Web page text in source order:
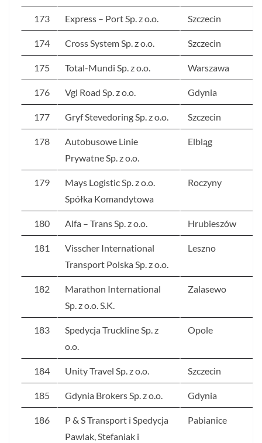
173 Express – Port Sp. z o.o. Szczecin
174 Cross System Sp. z o.o. Szczecin
175 Total-Mundi Sp. z o.o. Warszawa
176 Vgl Road Sp. z o.o. Gdynia
177 Gryf Stevedoring Sp. z o.o. Szczecin
178
Autobusowe Linie
Prywatne Sp. z o.o.
Elbląg
179
Mays Logistic Sp. z o.o.
Spółka Komandytowa
Roczyny
180 Alfa – Trans Sp. z o.o. Hrubieszów
181
Visscher International
Transport Polska Sp. z o.o.
Leszno
182
Marathon International
Sp. z o.o. S.K.
Zalasewo
183
Spedycja Truckline Sp. z
o.o.
Opole
184 Unity Travel Sp. z o.o. Szczecin
185 Gdynia Brokers Sp. z o.o. Gdynia
186
P & S Transport i Spedycja
Pawlak, Stefaniak i
Pabianice